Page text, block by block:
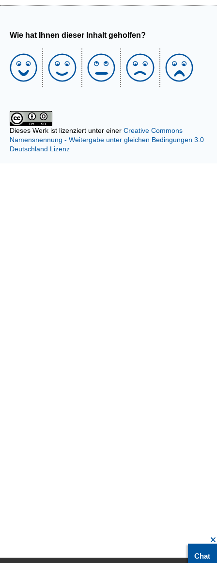
Wie hat Ihnen dieser Inhalt geholfen?
Dieses Werk ist lizenziert unter einer Creative Commons
Namensnennung - Weitergabe unter gleichen Bedingungen 3.0
Deutschland Lizenz
Chat